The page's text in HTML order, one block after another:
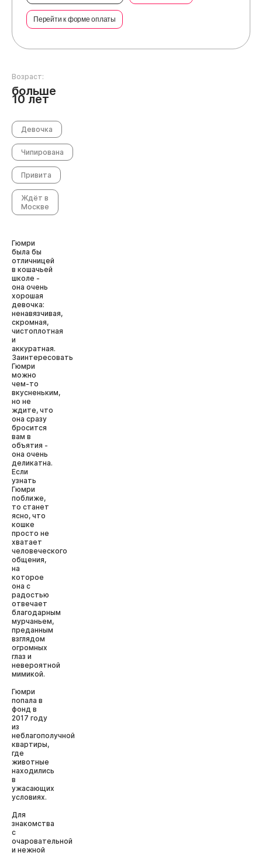
Перейти к форме оплаты
Возраст:
больше
10 лет
Девочка
Чипирована
Привита
Ждёт в
Москве
Гюмри
была бы
отличницей
в кошачьей
школе -
она очень
хорошая
девочка:
ненавязчивая,
скромная,
чистоплотная
и
аккуратная.
Заинтересовать
Гюмри
можно
чем-то
вкусненьким,
но не
ждите, что
она сразу
бросится
вам в
объятия -
она очень
деликатна.
Если
узнать
Гюмри
поближе,
то станет
ясно, что
кошке
просто не
хватает
человеческого
общения,
на
которое
она с
радостью
отвечает
благодарным
мурчаньем,
преданным
взглядом
огромных
глаз и
невероятной
мимикой.
Гюмри
попала в
фонд в
2017 году
из
неблагополучной
квартиры,
где
животные
находились
в
ужасающих
условиях.
Для
знакомства
с
очаровательной
и нежной